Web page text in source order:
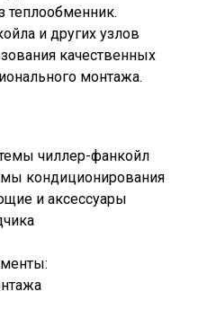
теплообменник.
и других узлов
качественных
монтажа.
чиллер-фанкойл
кондиционирования
и аксессуары